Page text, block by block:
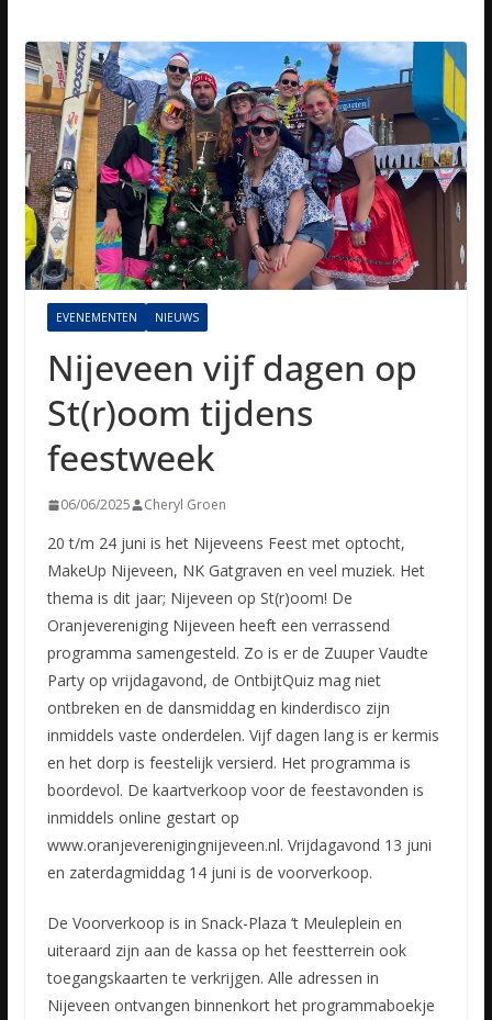
EVENEMENTEN NIEUWS
Nijeveen vijf dagen op
St(r)oom tijdens
feestweek
06/06/2025 Cheryl Groen
20 t/m 24 juni is het Nijeveens Feest met optocht,
MakeUp Nijeveen, NK Gatgraven en veel muziek. Het
thema is dit jaar; Nijeveen op St(r)oom! De
Oranjevereniging Nijeveen heeft een verrassend
programma samengesteld. Zo is er de Zuuper Vaudte
Party op vrijdagavond, de OntbijtQuiz mag niet
ontbreken en de dansmiddag en kinderdisco zijn
inmiddels vaste onderdelen. Vijf dagen lang is er kermis
en het dorp is feestelijk versierd. Het programma is
boordevol. De kaartverkoop voor de feestavonden is
inmiddels online gestart op
www.oranjeverenigingnijeveen.nl. Vrijdagavond 13 juni
en zaterdagmiddag 14 juni is de voorverkoop.
De Voorverkoop is in Snack-Plaza ‘t Meuleplein en
uiteraard zijn aan de kassa op het feestterrein ook
toegangskaarten te verkrijgen. Alle adressen in
Nijeveen ontvangen binnenkort het programmaboekje